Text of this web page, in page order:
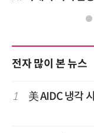
전자 많이 본 뉴스
1 美 AIDC 냉각